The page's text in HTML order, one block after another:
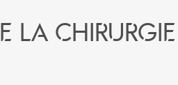
la chirurgie